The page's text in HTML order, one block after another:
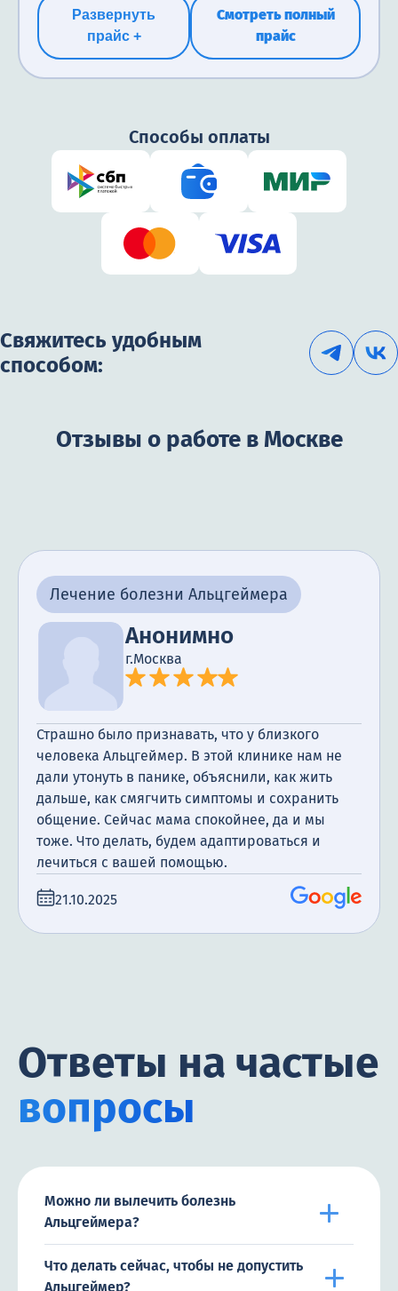
Развернуть
прайс +
Смотреть полный
прайс
Способы оплаты
Свяжитесь удобным
способом:
Отзывы о работе в Москве
Лечение болезни Альцгеймера
Анонимно
г.Москва
Страшно было признавать, что у близкого
человека Альцгеймер. В этой клинике нам не
дали утонуть в панике, объяснили, как жить
дальше, как смягчить симптомы и сохранить
общение. Сейчас мама спокойнее, да и мы
тоже. Что делать, будем адаптироваться и
лечиться с вашей помощью.
21.10.2025
Ответы на частые
вопросы
Можно ли вылечить болезнь
Альцгеймера?
Что делать сейчас, чтобы не допустить
Альцгеймер?